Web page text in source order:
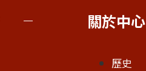
關於中心
歷史